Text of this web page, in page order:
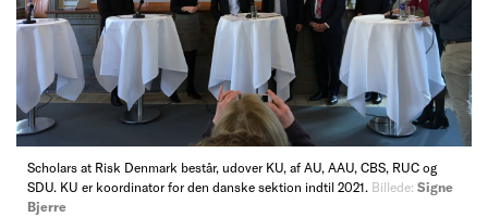
Scholars at Risk Denmark består, udover KU, af AU, AAU, CBS, RUC og
SDU. KU er koordinator for den danske sektion indtil 2021. Billede: Signe
Bjerre